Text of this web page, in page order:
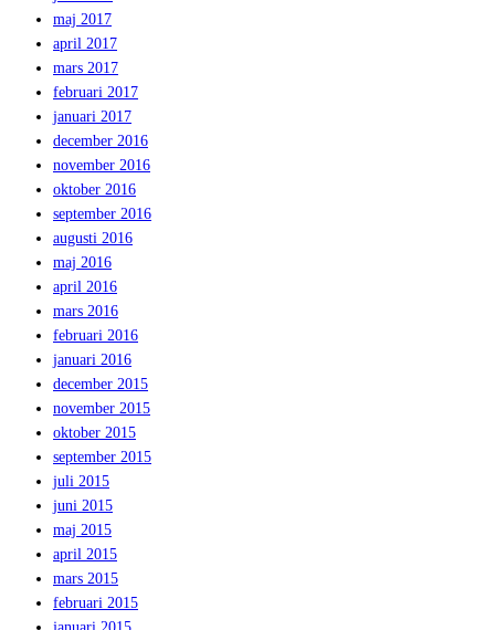
maj 2017
april 2017
mars 2017
februari 2017
januari 2017
december 2016
november 2016
oktober 2016
september 2016
augusti 2016
maj 2016
april 2016
mars 2016
februari 2016
januari 2016
december 2015
november 2015
oktober 2015
september 2015
juli 2015
juni 2015
maj 2015
april 2015
mars 2015
februari 2015